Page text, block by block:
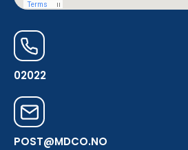
02022
POST@MDCO.NO